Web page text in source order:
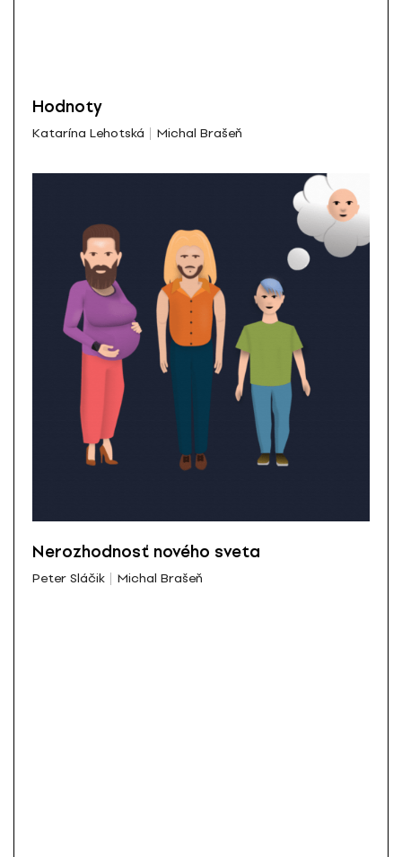
Hodnoty
Katarína Lehotská Michal Brašeň
Nerozhodnosť nového sveta
Peter Sláčik Michal Brašeň